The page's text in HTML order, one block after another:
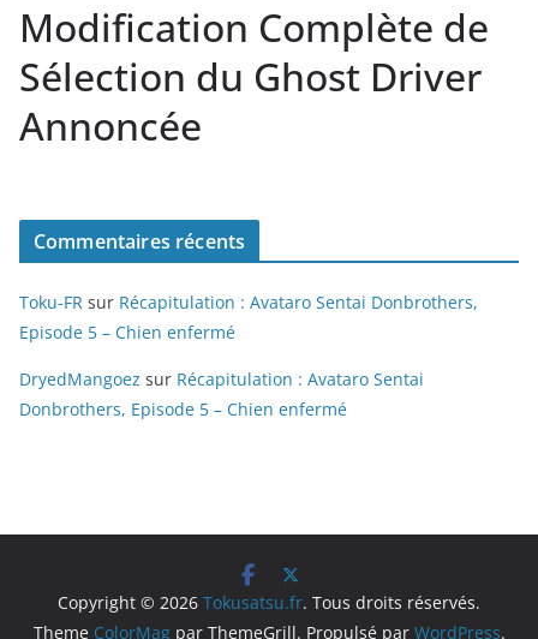
Modification Complète de
Sélection du Ghost Driver
Annoncée
Commentaires récents
Toku-FR sur Récapitulation : Avataro Sentai Donbrothers,
Episode 5 – Chien enfermé
DryedMangoez sur Récapitulation : Avataro Sentai
Donbrothers, Episode 5 – Chien enfermé
Copyright © 2026 Tokusatsu.fr. Tous droits réservés.
Theme ColorMagpar ThemeGrill. Propulsé par WordPress.